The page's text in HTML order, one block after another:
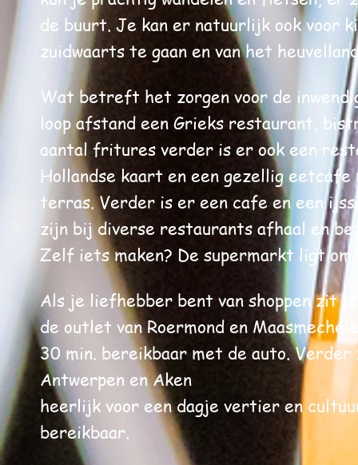
de buurt. Je kan er natuurlijk ook voor
zuidwaarts te gaan en van het
Wat betreft het zorgen voor de
loop afstand een Grieks restaurant,
aantal fritures verder is er ook een
Hollandse kaart en een gezellig eetcafe
terras. Verder is er een cafe en een
zijn bij diverse restaurants afhaal en
Zelf iets maken? De supermarkt ligt om
Als je liefhebber bent van shoppen zit
de outlet van Roermond en
30 min. bereikbaar met de auto.
Antwerpen en Aken
heerlijk voor een dagje vertier en
bereikbaar.